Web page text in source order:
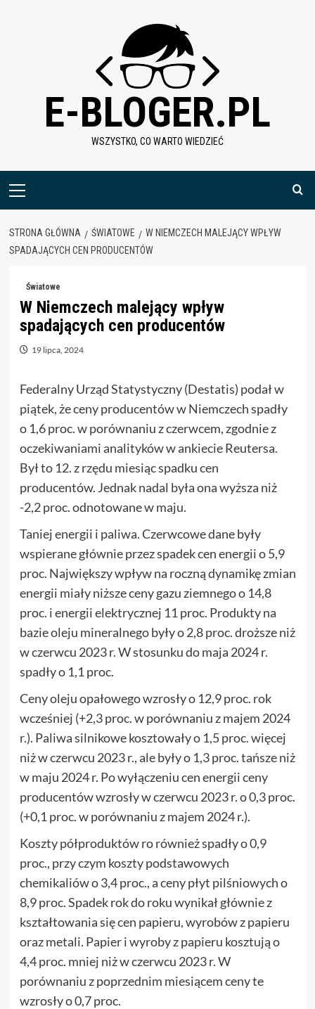
E-BLOGER.PL
WSZYSTKO, CO WARTO WIEDZIEĆ
Menu
STRONA GŁÓWNA ŚWIATOWE
W NIEMCZECH MALEJĄCY WPŁYW
SPADAJĄCYCH CEN PRODUCENTÓW
Światowe
W Niemczech malejący wpływ
spadających cen producentów
19 lipca, 2024
Federalny Urząd Statystyczny (Destatis) podał w
piątek, że ceny producentów w Niemczech spadły
o 1,6 proc. w porównaniu z czerwcem, zgodnie z
oczekiwaniami analityków w ankiecie Reutersa.
Był to 12. z rzędu miesiąc spadku cen
producentów. Jednak nadal była ona wyższa niż
-2,2 proc. odnotowane w maju.
Taniej energii i paliwa. Czerwcowe dane były
wspierane głównie przez spadek cen energii o 5,9
proc. Największy wpływ na roczną dynamikę zmian
energii miały niższe ceny gazu ziemnego o 14,8
proc. i energii elektrycznej 11 proc. Produkty na
bazie oleju mineralnego były o 2,8 proc. droższe niż
w czerwcu 2023 r. W stosunku do maja 2024 r.
spadły o 1,1 proc.
Ceny oleju opałowego wzrosły o 12,9 proc. rok
wcześniej (+2,3 proc. w porównaniu z majem 2024
r.). Paliwa silnikowe kosztowały o 1,5 proc. więcej
niż w czerwcu 2023 r., ale były o 1,3 proc. tańsze niż
w maju 2024 r. Po wyłączeniu cen energii ceny
producentów wzrosły w czerwcu 2023 r. o 0,3 proc.
(+0,1 proc. w porównaniu z majem 2024 r.).
Koszty półproduktów ro również spadły o 0,9
proc., przy czym koszty podstawowych
chemikaliów o 3,4 proc., a ceny płyt pilśniowych o
8,9 proc. Spadek rok do roku wynikał głównie z
kształtowania się cen papieru, wyrobów z papieru
oraz metali. Papier i wyroby z papieru kosztują o
4,4 proc. mniej niż w czerwcu 2023 r. W
porównaniu z poprzednim miesiącem ceny te
wzrosły o 0,7 proc.